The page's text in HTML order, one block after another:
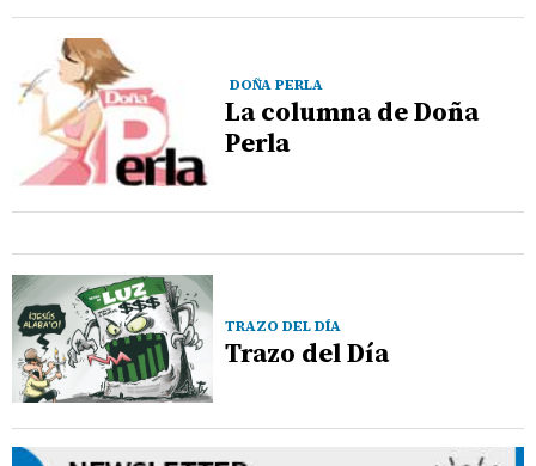
DOÑA PERLA
La columna de Doña
Perla
TRAZO DEL DÍA
Trazo del Día